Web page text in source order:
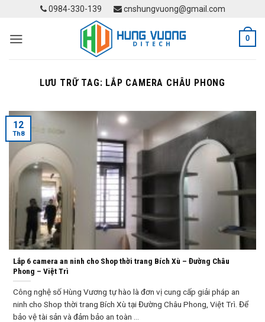
content
0984-330-139 cnshungvuong@gmail.com
0
LƯU TRỮ TAG: LẮP CAMERA CHÂU PHONG
Lắp 6 camera an ninh cho Shop thời trang Bích Xù – Đường Châu
Phong – Việt Trì
Công nghệ số Hùng Vương tự hào là đơn vị cung cấp giải pháp an
ninh cho Shop thời trang Bích Xù tại Đường Châu Phong, Việt Trì. Để
bảo vệ tài sản và đảm bảo an toàn ...
12
Th8